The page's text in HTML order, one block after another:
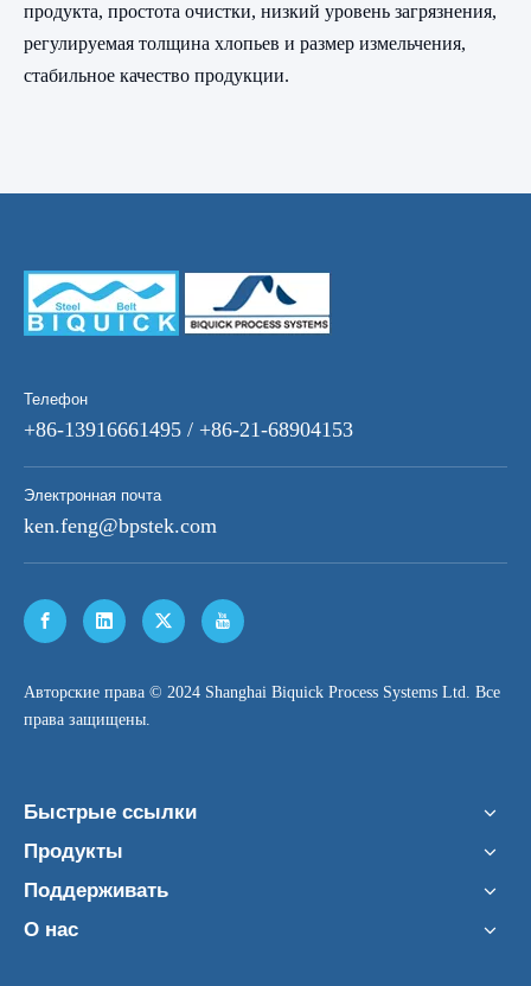
продукта, простота очистки, низкий уровень загрязнения,
регулируемая толщина хлопьев и размер измельчения,
стабильное качество продукции.
Телефон
+86-13916661495 / +86-21-68904153
Электронная почта
ken.feng@bpstek.com
​Авторские права © 2024 Shanghai Biquick Process Systems Ltd. Все
права защищены.
Быстрые ссылки
Продукты
Поддерживать
О нас